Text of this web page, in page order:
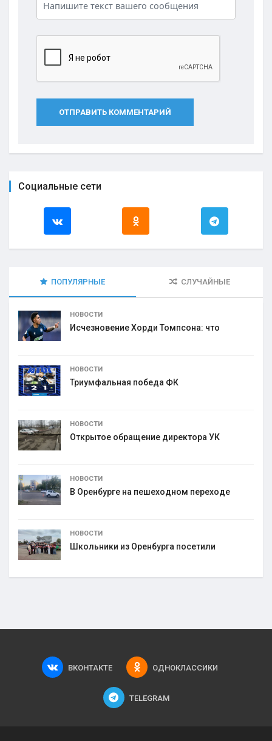
ОТПРАВИТЬ КОММЕНТАРИЙ
Социальные сети
ПОПУЛЯРНЫЕ СЛУЧАЙНЫЕ
НОВОСТИ
Исчезновение Хорди Томпсона: что
НОВОСТИ
Триумфальная победа ФК
НОВОСТИ
Открытое обращение директора УК
НОВОСТИ
В Оренбурге на пешеходном переходе
НОВОСТИ
Школьники из Оренбурга посетили
ВКОНТАКТЕ ОДНОКЛАССИКИ
TELEGRAM